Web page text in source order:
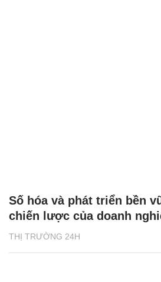
THỊ TRƯỜNG 24H
Số hóa và phát triển bền
chiến lược của doanh